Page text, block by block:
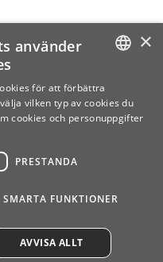
SWEDISH
×
använder
för att förbättra
vilken typ av cookies du
cookies och personuppgifter
PRESTANDA
SMARTA FUNKTIONER
AVVISA ALLT